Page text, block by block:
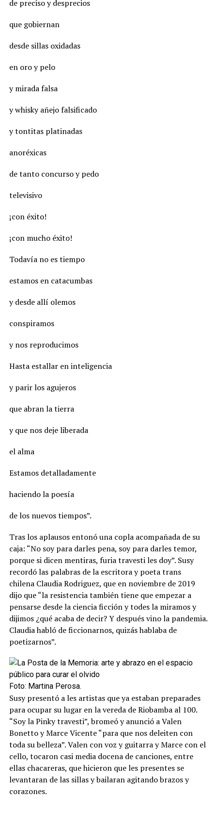
de preciso y desprecios
que gobiernan
desde sillas oxidadas
en oro y pelo
y mirada falsa
y whisky añejo falsificado
y tontitas platinadas
anoréxicas
de tanto concurso y pedo
televisivo
¡con éxito!
¡con mucho éxito!
Todavía no es tiempo
estamos en catacumbas
y desde allí olemos
conspiramos
y nos reproducimos
Hasta estallar en inteligencia
y parir los agujeros
que abran la tierra
y que nos deje liberada
el alma
Estamos detalladamente
haciendo la poesía
de los nuevos tiempos”.
Tras los aplausos entonó una copla acompañada de su
caja: “No soy para darles pena, soy para darles temor,
porque si dicen mentiras, furia travesti les doy”. Susy
recordó las palabras de la escritora y poeta trans
chilena Claudia Rodriguez, que en noviembre de 2019
dijo que “la resistencia también tiene que empezar a
pensarse desde la ciencia ficción y todes la miramos y
dijimos ¿qué acaba de decir? Y después vino la pandemia.
Claudia habló de ficcionarnos, quizás hablaba de
poetizarnos”.
Foto: Martina Perosa.
Susy presentó a les artistas que ya estaban preparades
para ocupar su lugar en la vereda de Riobamba al 100.
“Soy la Pinky travesti”, bromeó y anunció a Valen
Bonetto y Marce Vicente “para que nos deleiten con
toda su belleza”. Valen con voz y guitarra y Marce con el
cello, tocaron casi media docena de canciones, entre
ellas chacareras, que hicieron que les presentes se
levantaran de las sillas y bailaran agitando brazos y
corazones.